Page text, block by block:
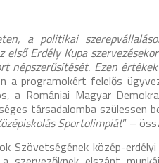
a politikai
első Erdély Kupa
népszerűsítését. Ezen
a programokért felelős
a Romániai Magyar
társadalomba szülessen
Sportolimpiát” –
Szövetségének közép-erdélyi